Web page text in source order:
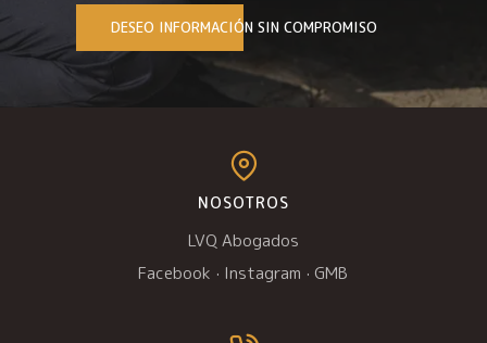
DESEO INFORMACIÓN SIN COMPROMISO
NOSOTROS
LVQ Abogados
Facebook · Instagram · GMB